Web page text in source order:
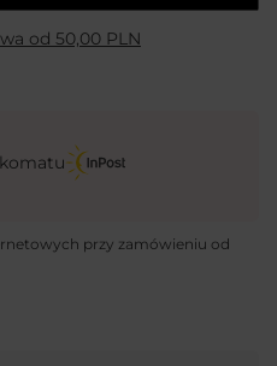
od 50,00 PLN
przy zamówieniu od